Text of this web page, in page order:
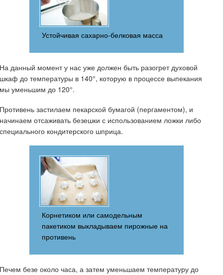
Устойчивая сахарно-белковая масса
На данный момент у нас уже должен быть разогрет духовой
шкаф до температуры в 140°, которую в процессе выпекания
мы уменьшим до 120°.
Противень застилаем пекарской бумагой (пергаментом), и
начинаем отсаживать безешки с использованием ложки либо
специального кондитерского шприца.
Корнетиком или самодельным
пакетиком выкладываем пирожные на
противень
Печем безе около часа, а затем уменьшаем температуру до